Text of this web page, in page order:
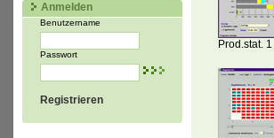
Anmelden
Benutzername
Passwort
Registrieren
Prod.stat. 1